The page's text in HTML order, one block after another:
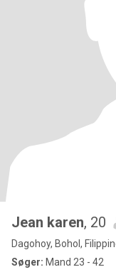
Jean karen, 20
Dagohoy, Bohol,
Søger: Mand 23 - 42